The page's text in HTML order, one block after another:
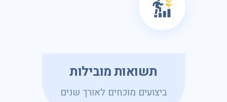
תשואות מובילות
ביצועים מוכחים לאורך שנים